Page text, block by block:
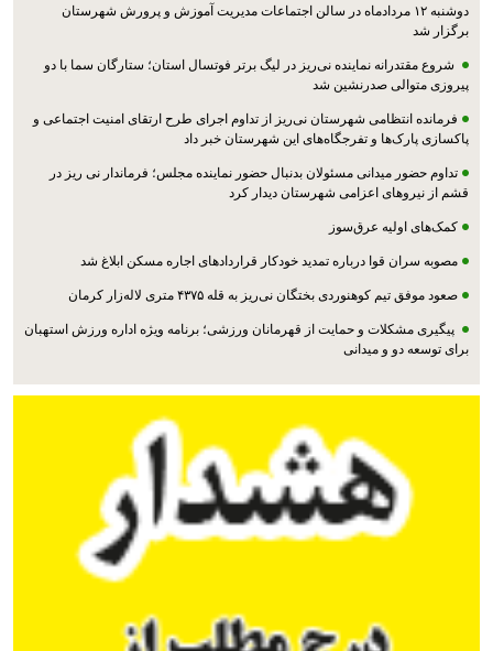
دوشنبه ۱۲ مردادماه در سالن اجتماعات مدیریت آموزش و پرورش شهرستان
برگزار شد
شروع مقتدرانه نماینده نی‌ریز در لیگ برتر فوتسال استان؛ ستارگان سما با دو
پیروزی متوالی صدرنشین شد
فرمانده انتظامی شهرستان نی‌ریز از تداوم اجرای طرح ارتقای امنیت اجتماعی و
پاکسازی پارک‌ها و تفرجگاه‌های این شهرستان خبر داد
تداوم حضور میدانی مسئولان بدنبال حضور نماینده مجلس؛ فرماندار نی ریز در
قشم از نیروهای اعزامی شهرستان دیدار کرد
کمک‌های اولیه عرق‌سوز
مصوبه سران قوا درباره تمدید خودکار قراردادهای اجاره مسکن ابلاغ شد
صعود موفق تیم کوهنوردی بختگان نی‌ریز به قله ۴۳۷۵ متری لاله‌زار کرمان
پیگیری مشکلات و حمایت از قهرمانان ورزشی؛ برنامه ویژه اداره ورزش استهبان
برای توسعه دو و میدانی